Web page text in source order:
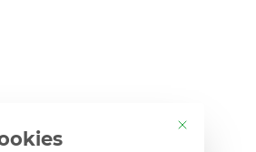
Mit diesem